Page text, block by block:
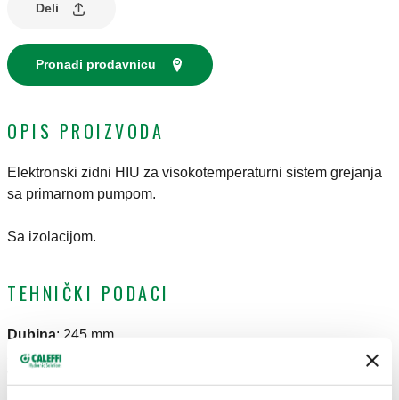
Deli
Pronađi prodavnicu
OPIS PROIZVODA
Elektronski zidni HIU za visokotemperaturni sistem grejanja
sa primarnom pumpom.
Sa izolacijom.
TEHNIČKI PODACI
Dubina: 245 mm
Širina:490 mm